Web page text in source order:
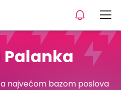
Palanka
najvećom bazom poslova